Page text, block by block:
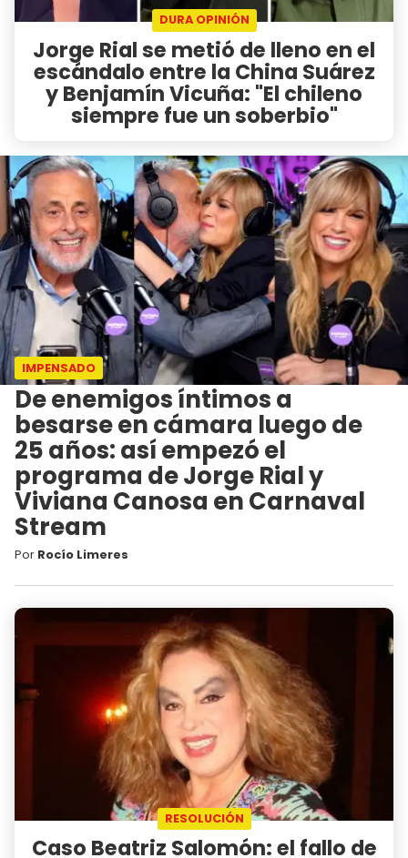
DURA OPINIÓN
Jorge Rial se metió de lleno en el
escándalo entre la China Suárez
y Benjamín Vicuña: "El chileno
siempre fue un soberbio"
IMPENSADO
De enemigos íntimos a
besarse en cámara luego de
25 años: así empezó el
programa de Jorge Rial y
Viviana Canosa en Carnaval
Stream
Por Rocío Limeres
RESOLUCIÓN
Caso Beatriz Salomón: el fallo de